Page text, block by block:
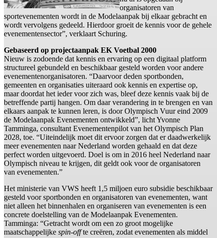
organisatoren van
sportevenementen wordt in de Modelaanpak bij elkaar gebracht en
wordt vervolgens gedeeld. Hierdoor groeit de kennis voor de gehele
evenementensector”, verklaart Schuring.
Gebaseerd op projectaanpak EK Voetbal 2000
Nieuw is zodoende dat kennis en ervaring op een digitaal platform
structureel gebundeld en beschikbaar gesteld worden voor andere
evenementenorganisatoren. “Daarvoor deden sportbonden,
gemeenten en organisaties uiteraard ook kennis en expertise op,
maar doordat het ieder voor zich was, bleef deze kennis vaak bij de
betreffende partij hangen. Om daar verandering in te brengen en van
elkaars aanpak te kunnen leren, is door Olympisch Vuur eind 2009
de Modelaanpak Evenementen ontwikkeld”, licht Yvonne
Tamminga, consultant Evenementenpilot van het Olympisch Plan
2028, toe. “Uiteindelijk moet dit ervoor zorgen dat er daadwerkelijk
meer evenementen naar Nederland worden gehaald en dat deze
perfect worden uitgevoerd. Doel is om in 2016 heel Nederland naar
Olympisch niveau te krijgen, dit geldt ook voor de organisatoren
van evenementen.”
Het ministerie van VWS heeft 1,5 miljoen euro subsidie beschikbaar
gesteld voor sportbonden en organisatoren van evenementen, want
niet alleen het binnenhalen en organiseren van evenementen is een
concrete doelstelling van de Modelaanpak Evenementen.
Tamminga: “Getracht wordt om een zo groot mogelijke
maatschappelijke spin-offte creëren, zodat evenementen als middel